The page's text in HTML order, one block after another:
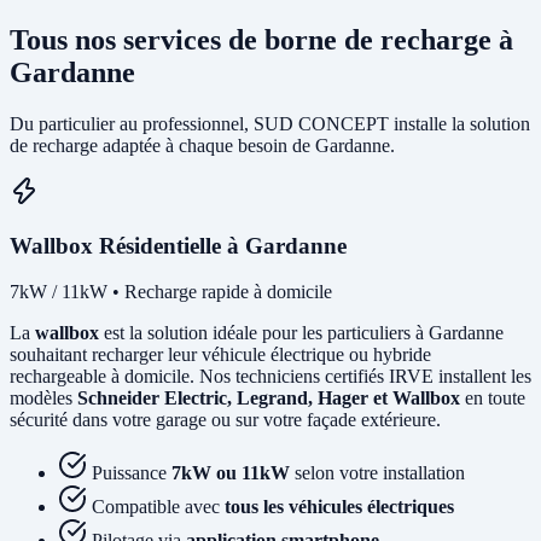
Tous nos services de borne de recharge à
Gardanne
Du particulier au professionnel, SUD CONCEPT installe la solution
de recharge adaptée à chaque besoin de Gardanne.
Wallbox Résidentielle à Gardanne
7kW / 11kW • Recharge rapide à domicile
La wallbox est la solution idéale pour les particuliers à Gardanne
souhaitant recharger leur véhicule électrique ou hybride
rechargeable à domicile. Nos techniciens certifiés IRVE installent les
modèles Schneider Electric, Legrand, Hager et Wallbox en toute
sécurité dans votre garage ou sur votre façade extérieure.
Puissance 7kW ou 11kW selon votre installation
Compatible avec tous les véhicules électriques